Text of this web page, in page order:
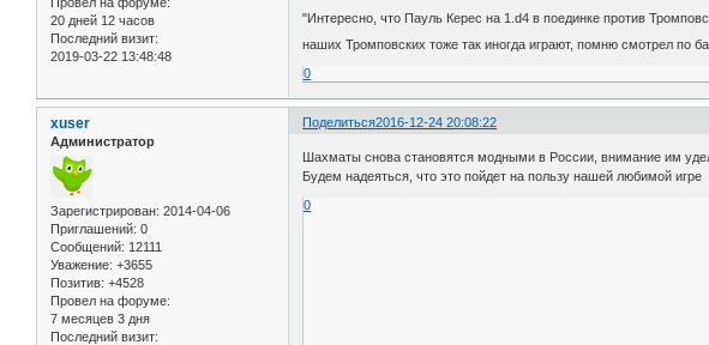
20 дней 12 часов
Последний визит:
2019-03-22 13:48:48
"Интересно, что Пауль Керес на 1.d4 в поединке против
наших Тромповских тоже так иногда играют, помню смотрел по
0
Поделиться2016-12-24 20:08:22
xuser
Администратор
Зарегистрирован: 2014-04-06
Приглашений: 0
Сообщений: 12111
Уважение: +3655
Позитив: +4528
Провел на форуме:
7 месяцев 3 дня
Последний визит:
Шахматы снова становятся модными в России, внимание им
Будем надеяться, что это пойдет на пользу нашей любимой игре
0